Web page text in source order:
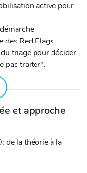
active pour
des Red Flags
triage pour décider
pas traiter".
et approche
de la théorie à la